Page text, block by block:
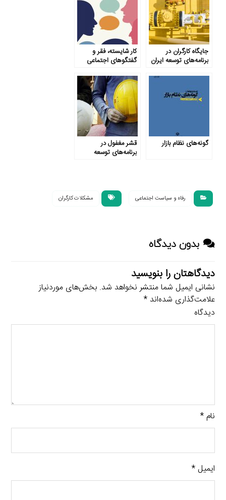
جایگاه کارگران در
برنامه‌های توسعه ایران
کار شایسته، فقر و
گفتگوهای اجتماعی
گونه‌های نظام بازار
قشر مغفول در
برنامه‌های توسعه
رفاه و سیاست اجتماعی مشکلات کارگران
بدون دیدگاه
دیدگاهتان را بنویسید
نشانی ایمیل شما منتشر نخواهد شد. بخش‌های موردنیاز
علامت‌گذاری شده‌اند*
دیدگاه
نام*
ایمیل*